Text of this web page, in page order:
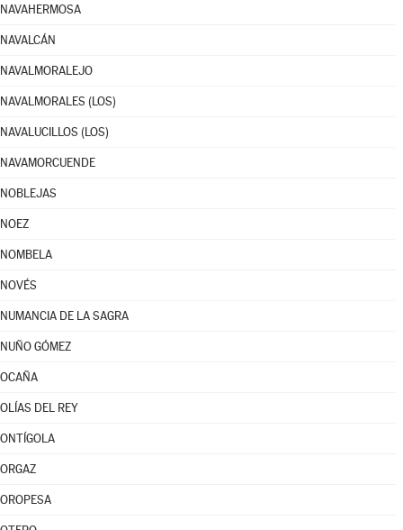
NAVAHERMOSA
NAVALCÁN
NAVALMORALEJO
NAVALMORALES (LOS)
NAVALUCILLOS (LOS)
NAVAMORCUENDE
NOBLEJAS
NOEZ
NOMBELA
NOVÉS
NUMANCIA DE LA SAGRA
NUÑO GÓMEZ
OCAÑA
OLÍAS DEL REY
ONTÍGOLA
ORGAZ
OROPESA